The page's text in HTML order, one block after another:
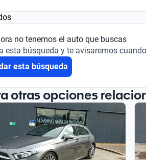
no tenemos el auto que buscas
esta búsqueda y te avisaremos
esta búsqueda
otras opciones